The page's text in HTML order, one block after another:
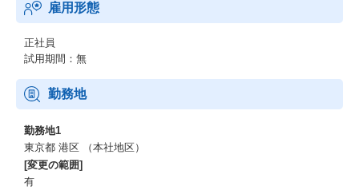
雇用形態
正社員
試用期間：無
勤務地
勤務地1
東京都 港区 （本社地区）
[変更の範囲]
有